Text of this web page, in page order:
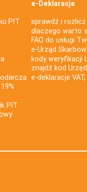
PIT
PIT
e-Deklaracje
sprawdź i
dlaczego warto
FAQ do usługi
e-Urząd
kody weryfikacji
znajdź kod
e-deklaracje